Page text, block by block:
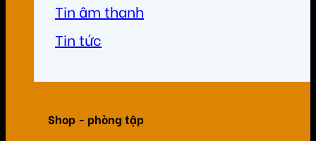
Tin âm thanh
Tin tức
Shop - phòng tập